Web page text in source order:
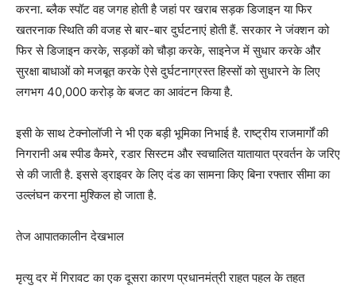
करना. ब्लैक स्पॉट वह जगह होती है जहां पर खराब सड़क डिजाइन या फिर
खतरनाक स्थिति की वजह से बार-बार दुर्घटनाएं होती हैं. सरकार ने जंक्शन को
फिर से डिजाइन करके, सड़कों को चौड़ा करके, साइनेज में सुधार करके और
सुरक्षा बाधाओं को मजबूत करके ऐसे दुर्घटनाग्रस्त हिस्सों को सुधारने के लिए
लगभग 40,000 करोड़ के बजट का आवंटन किया है.
इसी के साथ टेक्नोलॉजी ने भी एक बड़ी भूमिका निभाई है. राष्ट्रीय राजमार्गों की
निगरानी अब स्पीड कैमरे, रडार सिस्टम और स्वचालित यातायात प्रवर्तन के जरिए
से की जाती है. इससे ड्राइवर के लिए दंड का सामना किए बिना रफ्तार सीमा का
उल्लंघन करना मुश्किल हो जाता है.
तेज आपातकालीन देखभाल
मृत्यु दर में गिरावट का एक दूसरा कारण प्रधानमंत्री राहत पहल के तहत